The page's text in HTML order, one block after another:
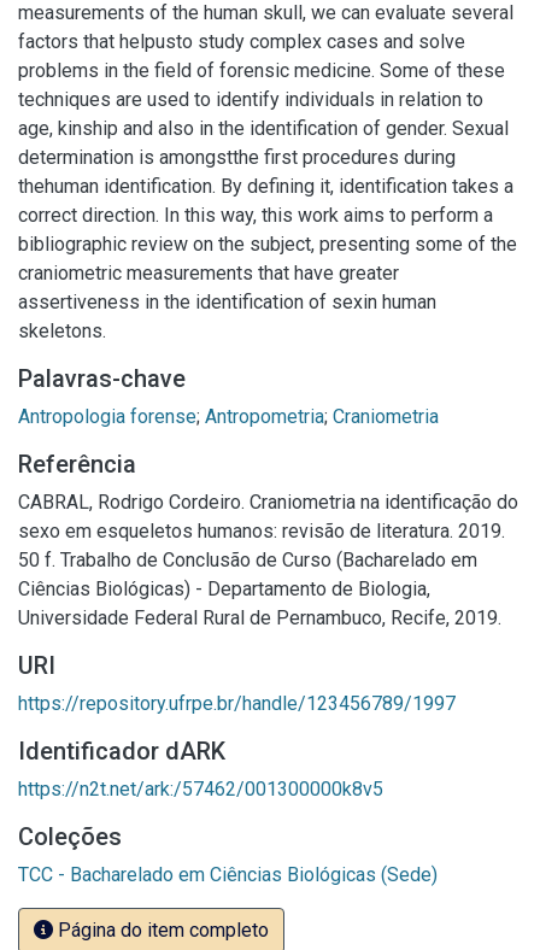
measurements of the human skull, we can evaluate several
factors that helpusto study complex cases and solve
problems in the field of forensic medicine. Some of these
techniques are used to identify individuals in relation to
age, kinship and also in the identification of gender. Sexual
determination is amongstthe first procedures during
thehuman identification. By defining it, identification takes a
correct direction. In this way, this work aims to perform a
bibliographic review on the subject, presenting some of the
craniometric measurements that have greater
assertiveness in the identification of sexin human
skeletons.
Palavras-chave
Antropologia forense; Antropometria; Craniometria
Referência
CABRAL, Rodrigo Cordeiro. Craniometria na identificação do
sexo em esqueletos humanos: revisão de literatura. 2019.
50 f. Trabalho de Conclusão de Curso (Bacharelado em
Ciências Biológicas) - Departamento de Biologia,
Universidade Federal Rural de Pernambuco, Recife, 2019.
URI
https://repository.ufrpe.br/handle/123456789/1997
Identificador dARK
https://n2t.net/ark:/57462/001300000k8v5
Coleções
TCC - Bacharelado em Ciências Biológicas (Sede)
Página do item completo